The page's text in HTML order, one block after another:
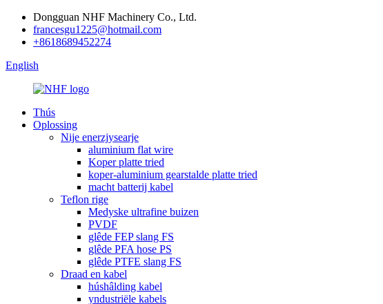
Dongguan NHF Machinery Co., Ltd.
francesgu1225@hotmail.com
+8618689452274
English
Thús
Oplossing
Nije enerzjysearje
aluminium flat wire
Koper platte tried
koper-aluminium gearstalde platte tried
macht batterij kabel
Teflon rige
Medyske ultrafine buizen
PVDF
glêde FEP slang FS
glêde PFA hose PS
glêde PTFE slang FS
Draad en kabel
húshâlding kabel
yndustriële kabels